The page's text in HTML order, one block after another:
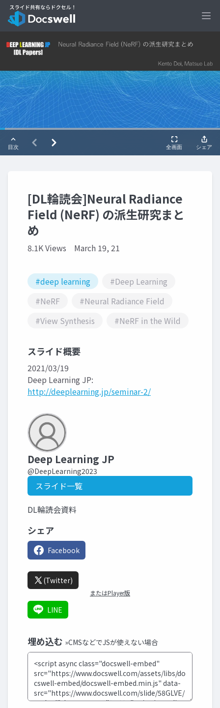
[DL輪読会]Neural Radiance
Field (NeRF) の派生研究まと
め
8.1K Views March 19, 21
#deep learning
#Deep Learning
#NeRF
#Neural Radiance Field
#View Synthesis
#NeRF in the Wild
スライド概要
2021/03/19
Deep Learning JP:
http://deeplearning.jp/seminar-2/
Deep Learning JP
@DeepLearning2023
スライド一覧
DL輪読会資料
シェア
Facebook
(Twitter)
またはPlayer版
LINE
埋め込む »CMSなどでJSが使えない場合